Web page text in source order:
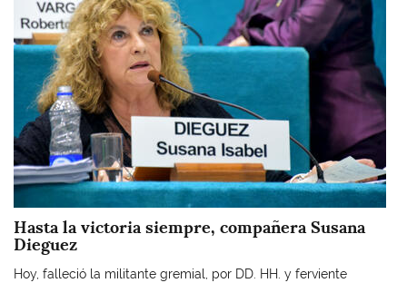
Hasta la victoria siempre, compañera Susana
Dieguez
Hoy, falleció la militante gremial, por DD. HH. y ferviente